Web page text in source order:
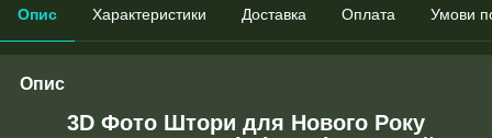
Опис Характеристики Доставка Оплата Умови
Опис
3D Фото Штори для Нового Року